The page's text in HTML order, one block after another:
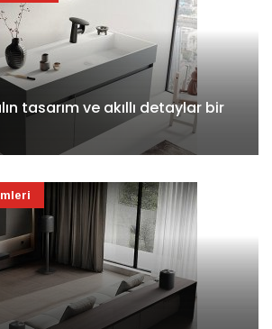
tasarım ve akıllı detaylar bir